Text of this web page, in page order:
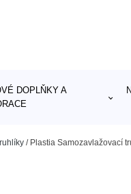
DOPLŇKY A
/ Plastia Samozavlažovací